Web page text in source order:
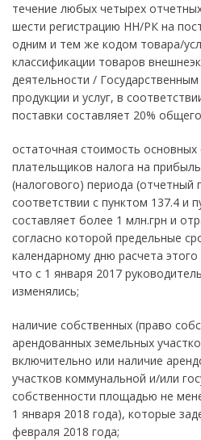
течение любых четырех
шести регистрацию НН/РК на
одним и тем же кодом товара/
классификации товаров
деятельности /
продукции и услуг, в
поставки составляет 20%
остаточная стоимость основных
плательщиков налога на
(налогового) периода (отчетный
соответствии с пунктом 137.4 и
составляет более 1 млн.грн и
согласно которой предельные
календарному дню расчета
что с 1 января 2017
изменялись;
наличие собственных (право
арендованных земельных
включительно или наличие
участков коммунальной и/или
собственности площадью не
1 января 2018 года), которые
февраля 2018 года;